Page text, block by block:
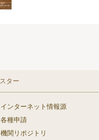
ター
インターネット情報源
各種申請
機関リポジトリ